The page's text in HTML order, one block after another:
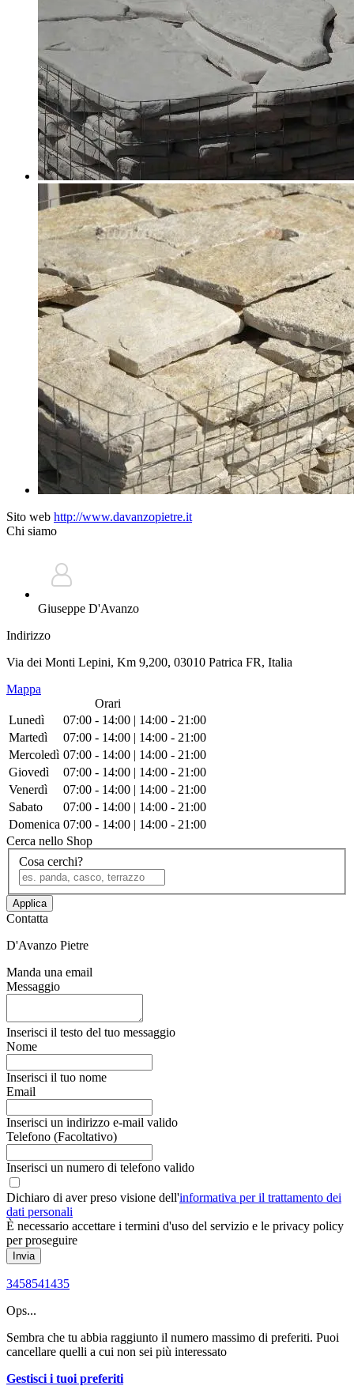
Sito web http://www.davanzopietre.it
Chi siamo
Giuseppe D'Avanzo
Indirizzo
Via dei Monti Lepini, Km 9,200, 03010 Patrica FR, Italia
Mappa
Orari
Lunedì
07:00 - 14:00 | 14:00 - 21:00
Martedì
07:00 - 14:00 | 14:00 - 21:00
Mercoledì 07:00 - 14:00 | 14:00 - 21:00
Giovedì
07:00 - 14:00 | 14:00 - 21:00
Venerdì
07:00 - 14:00 | 14:00 - 21:00
Sabato
07:00 - 14:00 | 14:00 - 21:00
Domenica 07:00 - 14:00 | 14:00 - 21:00
Cerca nello Shop
Cosa cerchi?
Applica
Contatta
D'Avanzo Pietre
Manda una email
Messaggio
Inserisci il testo del tuo messaggio
Nome
Inserisci il tuo nome
Email
Inserisci un indirizzo e-mail valido
Telefono (Facoltativo)
Inserisci un numero di telefono valido
Dichiaro di aver preso visione dell'informativa per il trattamento dei
dati personali
È necessario accettare i termini d'uso del servizio e le privacy policy
per proseguire
Invia
3458541435
Ops...
Sembra che tu abbia raggiunto il numero massimo di preferiti. Puoi
cancellare quelli a cui non sei più interessato
Gestisci i tuoi preferiti